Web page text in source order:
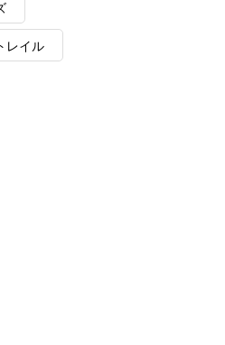
レイル